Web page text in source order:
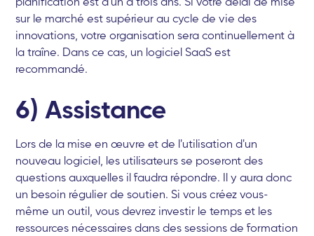
sur le marché est supérieur au cycle de vie des
innovations, votre organisation sera continuellement à
la traîne. Dans ce cas, un logiciel SaaS est
recommandé.
6) Assistance
Lors de la mise en œuvre et de l'utilisation d'un
nouveau logiciel, les utilisateurs se poseront des
questions auxquelles il faudra répondre. Il y aura donc
un besoin régulier de soutien. Si vous créez vous-
même un outil, vous devrez investir le temps et les
ressources nécessaires dans des sessions de formation